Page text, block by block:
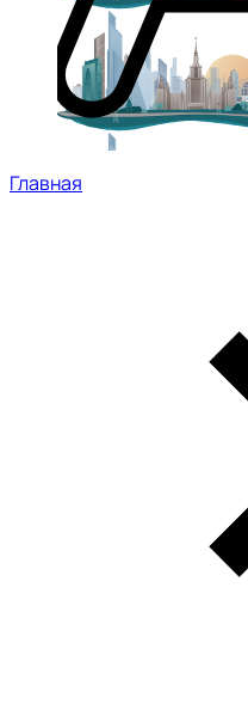
Главная